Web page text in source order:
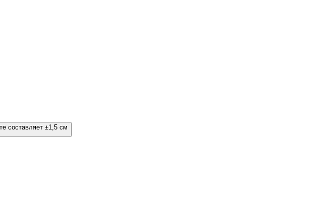
составляет ±1,5 см